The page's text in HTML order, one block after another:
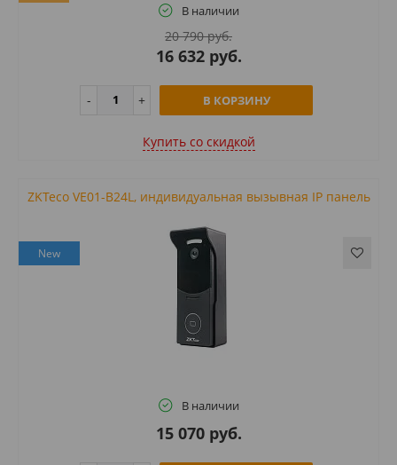
В наличии
20 790 руб.
16 632 руб.
В КОРЗИНУ
Купить cо скидкой
ZKTeco VE01-B24L, индивидуальная вызывная IP панель
New
В наличии
15 070 руб.